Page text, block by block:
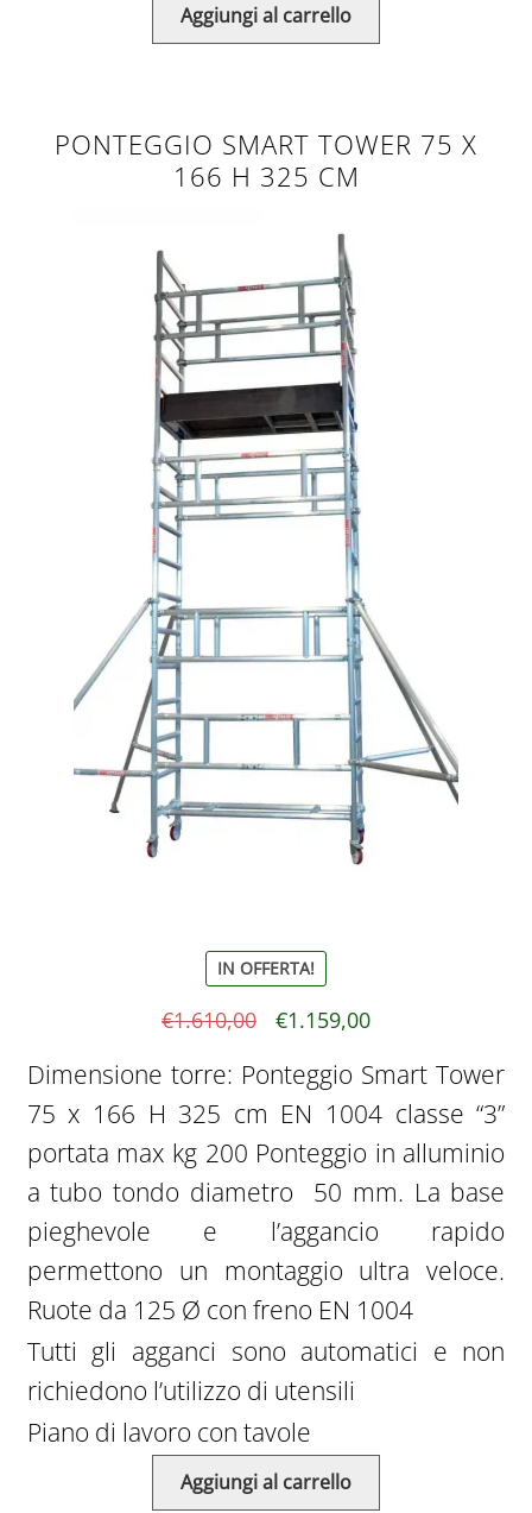
Aggiungi al carrello
PONTEGGIO SMART TOWER 75 X
166 H 325 CM
IN OFFERTA!
€1.610,00
originale
era:
€1.610,00.
€1.159,00Il
attuale
è:
€1.159,00.
Dimensione torre: Ponteggio Smart Tower
75 x 166 H 325 cm EN 1004 classe “3”
portata max kg 200 Ponteggio in alluminio
a tubo tondo diametro 50 mm. La base
pieghevole e l’aggancio rapido
permettono un montaggio ultra veloce.
Ruote da 125 Ø con freno EN 1004
Tutti gli agganci sono automatici e non
richiedono l’utilizzo di utensili
Piano di lavoro con tavole
Aggiungi al carrello